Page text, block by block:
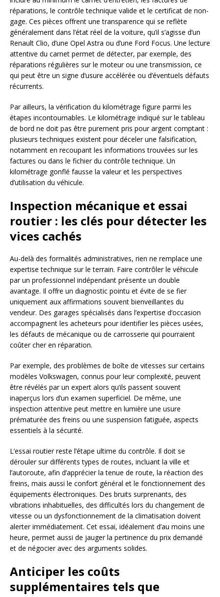
réparations, le contrôle technique valide et le certificat de non-
gage. Ces pièces offrent une transparence qui se reflète
généralement dans l’état réel de la voiture, qu’il s’agisse d’un
Renault Clio, d’une Opel Astra ou d’une Ford Focus. Une lecture
attentive du carnet permet de détecter, par exemple, des
réparations régulières sur le moteur ou une transmission, ce
qui peut être un signe d’usure accélérée ou d’éventuels défauts
récurrents.
Par ailleurs, la vérification du kilométrage figure parmi les
étapes incontournables. Le kilométrage indiqué sur le tableau
de bord ne doit pas être purement pris pour argent comptant :
plusieurs techniques existent pour déceler une falsification,
notamment en recoupant les informations trouvées sur les
factures ou dans le fichier du contrôle technique. Un
kilométrage gonflé fausse la valeur et les perspectives
d’utilisation du véhicule.
Inspection mécanique et essai
routier : les clés pour détecter les
vices cachés
Au-delà des formalités administratives, rien ne remplace une
expertise technique sur le terrain. Faire contrôler le véhicule
par un professionnel indépendant présente un double
avantage. Il offre un diagnostic pointu et évite de se fier
uniquement aux affirmations souvent bienveillantes du
vendeur. Des garages spécialisés dans l’expertise d’occasion
accompagnent les acheteurs pour identifier les pièces usées,
les défauts de mécanique ou de carrosserie qui pourraient
coûter cher en réparation.
Par exemple, des problèmes de boîte de vitesses sur certains
modèles Volkswagen, connus pour leur complexité, peuvent
être révélés par un expert alors qu’ils passent souvent
inaperçus lors d’un examen superficiel. De même, une
inspection attentive peut mettre en lumière une usure
prématurée des freins ou une suspension fatiguée, aspects
essentiels à la sécurité.
L’essai routier reste l’étape ultime du contrôle. Il doit se
dérouler sur différents types de routes, incluant la ville et
l’autoroute, afin d’apprécier la tenue de route, la réaction des
freins, mais aussi le confort général et le fonctionnement des
équipements électroniques. Des bruits surprenants, des
vibrations inhabituelles, des difficultés lors du changement de
vitesse ou un dysfonctionnement de la climatisation doivent
alerter immédiatement. Cet essai, idéalement d’au moins une
heure, permet aussi de jauger la pertinence du prix demandé
et de négocier avec des arguments solides.
Anticiper les coûts
supplémentaires tels que